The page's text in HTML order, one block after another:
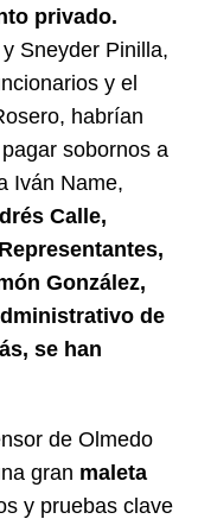
privado.
Sneyder Pinilla,
y el
habrían
sobornos a
Iván Name,
Calle,
González,
de
se han
de Olmedo
gran maleta
y pruebas clave